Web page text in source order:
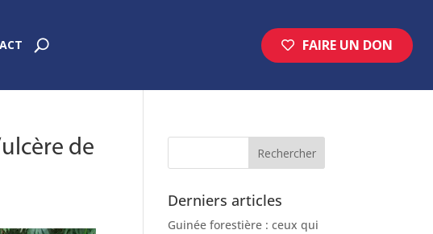
FAIRE UN DON
de
Derniers articles
Guinée forestière : ceux qui